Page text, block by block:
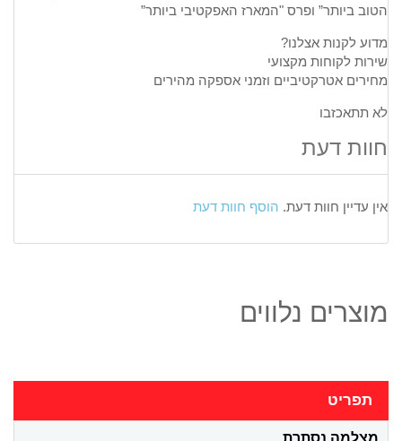
הטוב ביותר” ופרס "המארז האפקטיבי ביותר”
מדוע לקנות אצלנו?
שירות לקוחות מקצועי
מחירים אטרקטיביים וזמני אספקה מהירים
לא תתאכזבו
חוות דעת
אין עדיין חוות דעת. הוסף חוות דעת
מוצרים נלווים
תפריט
מצלמה נסתרת